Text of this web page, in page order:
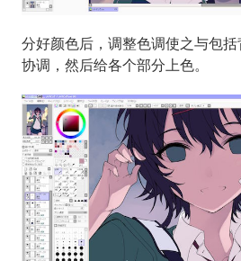
分好颜色后，调整色调使之与包
协调，然后给各个部分上色。